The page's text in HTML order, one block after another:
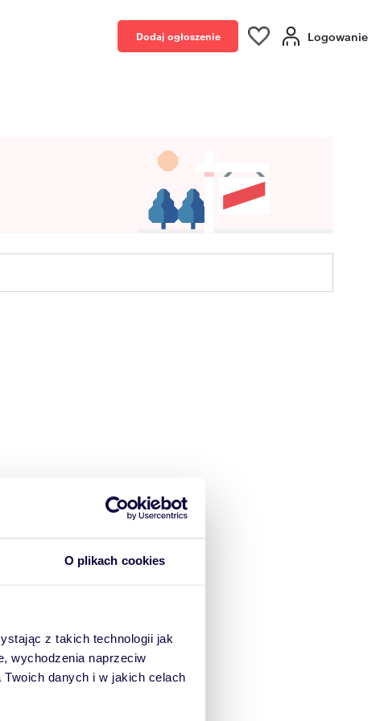
O plikach cookies
z takich technologii jak
wychodzenia naprzeciw
danych i w jakich celach
Dodaj ogłoszenie Logowanie